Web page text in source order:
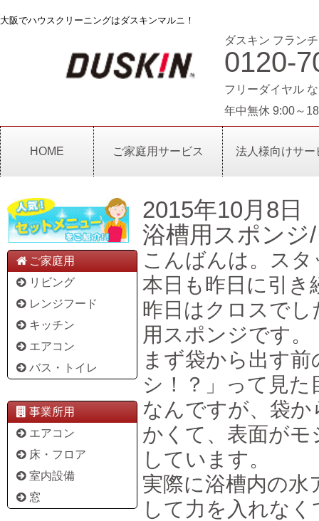
大阪でハウスクリーニングはダスキンマルニ！
ダスキン フラン
0120-
フリーダイヤル
年中無休 9:00～
HOME ご家庭用サービス 法人様向けサー
ご家庭用
リビング
レンジフード
キッチン
エアコン
バス・トイレ
事業所用
エアコン
床・フロア
室内設備
窓
2015年10月8日
浴槽用スポン
こんばんは。ス
本日も昨日に引き
昨日はクロスで
用スポンジです。
まず袋から出す
シ！？」って見た
なんですが、袋
かくて、表面がモ
しています。
実際に浴槽内の
して力を入れなく